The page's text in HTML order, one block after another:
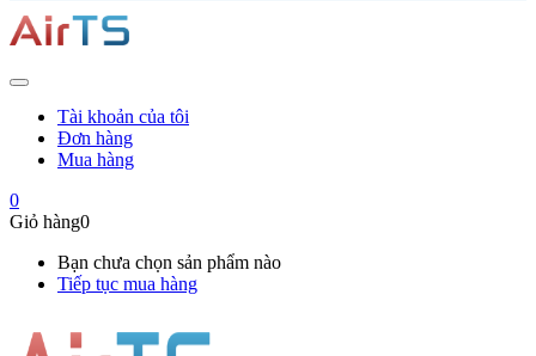
Tài khoản của tôi
Đơn hàng
Mua hàng
0
Giỏ hàng0
Bạn chưa chọn sản phẩm nào
Tiếp tục mua hàng